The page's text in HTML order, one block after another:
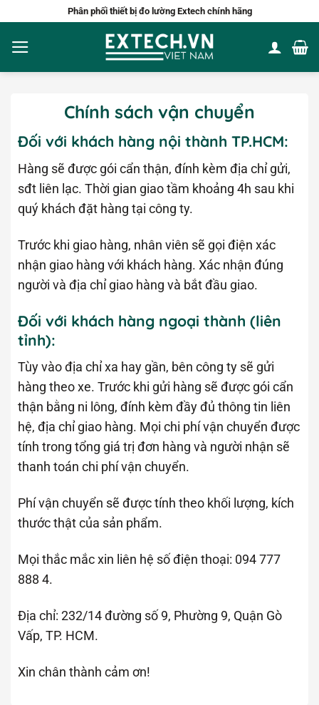
nội
dung
Phân phối thiết bị đo lường Extech chính hãng
Chính sách vận chuyển
Đối với khách hàng nội thành TP.HCM:
Hàng sẽ được gói cẩn thận, đính kèm địa chỉ gửi,
sđt liên lạc. Thời gian giao tầm khoảng 4h sau khi
quý khách đặt hàng tại công ty.
Trước khi giao hàng, nhân viên sẽ gọi điện xác
nhận giao hàng với khách hàng. Xác nhận đúng
người và địa chỉ giao hàng và bắt đầu giao.
Đối với khách hàng ngoại thành (liên
tỉnh):
Tùy vào địa chỉ xa hay gần, bên công ty sẽ gửi
hàng theo xe. Trước khi gửi hàng sẽ được gói cẩn
thận bằng ni lông, đính kèm đầy đủ thông tin liên
hệ, địa chỉ giao hàng. Mọi chi phí vận chuyển được
tính trong tổng giá trị đơn hàng và người nhận sẽ
thanh toán chi phí vận chuyển.
Phí vận chuyển sẽ được tính theo khối lượng, kích
thước thật của sản phẩm.
Mọi thắc mắc xin liên hệ số điện thoại: 094 777
888 4.
Địa chỉ: 232/14 đường số 9, Phường 9, Quận Gò
Vấp, TP. HCM.
Xin chân thành cảm ơn!